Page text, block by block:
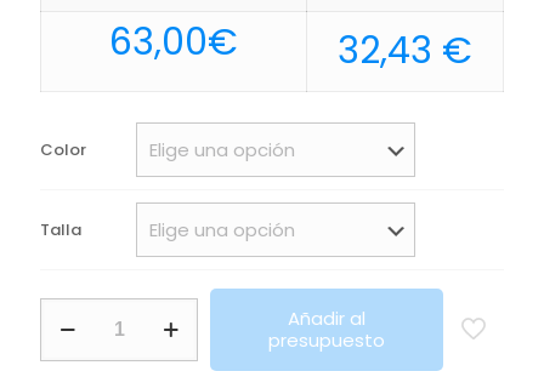
63,00€ 32,43 €
Color
Talla
Liner
Añadir al
presupuesto